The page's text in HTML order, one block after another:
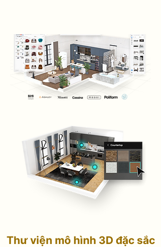
Thư viện mô hình 3D đặc sắc